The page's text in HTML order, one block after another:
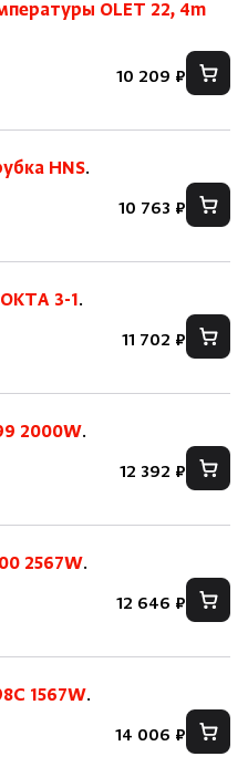
OLET 22, 4m
10 209 ₽
HNS.
10 763 ₽
3-1.
11 702 ₽
2000W.
12 392 ₽
2567W.
12 646 ₽
1567W.
14 006 ₽